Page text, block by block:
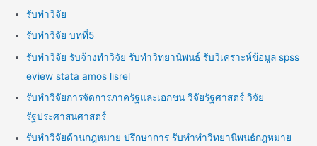
รับทำวิจัย
รับทำวิจัย บทที่5
รับทำวิจัย รับจ้างทำวิจัย รับทำวิทยานิพนธ์ รับวิเคราะห์ข้อมูล spss
eview stata amos lisrel
รับทำวิจัยการจัดการภาครัฐและเอกชน วิจัยรัฐศาสตร์ วิจัย
รัฐประศาสนศาสตร์
รับทำวิจัยด้านกฎหมาย ปรึกษาการ รับทำทำวิทยานิพนธ์กฎหมาย